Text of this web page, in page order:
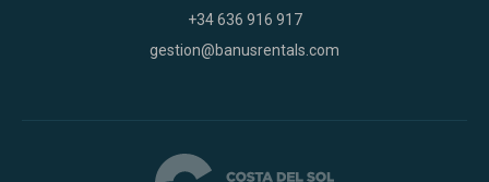
+34 636 916 917
gestion@banusrentals.com